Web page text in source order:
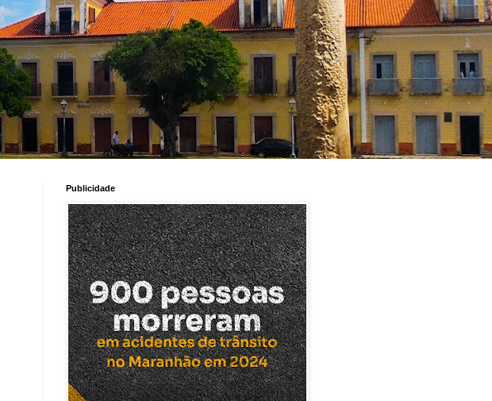
Publicidade